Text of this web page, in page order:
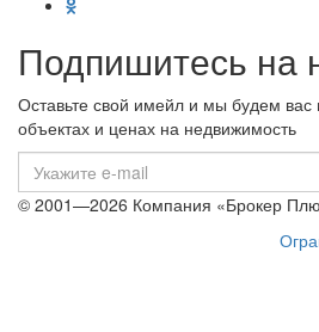
Подпишитесь на
Оставьте свой имейл и мы будем
объектах и ценах на недвижимость
mail
© 2001—2026 Компания «Брокер